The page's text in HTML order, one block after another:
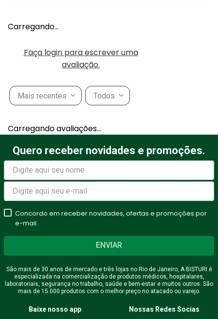
Carregando…
Faça login para escrever uma
avaliação.
Mais recentes Todos
Carregando avaliações…
Quero receber novidades e promoções.
Concordo em receber novidades, ofertas e promoções por
e-mail.
ENVIAR
São mais de 30 anos de mercado e três lojas no Rio de Janeiro, A BISTURI é
especializada na comercialização de produtos médicos, hospitalares,
laboratoriais, segurança no trabalho, saúde e bem-estar e muitos outros. São
mais de 15.000 produtos com o melhor preço no atacado ou varejo.
Baixe nosso app Nossas Redes Socias